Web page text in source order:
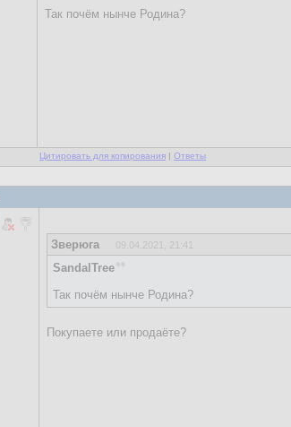
Так почём нынче Родина?
Цитировать для копирования | Ответы
Зверюга 09.04.2021, 21:41
SandalTree
Так почём нынче Родина?
Покупаете или продаёте?